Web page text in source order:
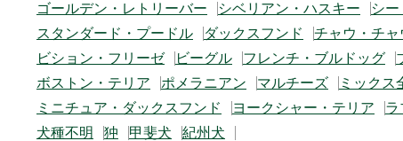
ゴールデン・レトリーバー
シベリアン・ハスキー シー
スタンダード・プードル
ダックスフンド チャウ・チャ
ビション・フリーゼ
ビーグル フレンチ・ブルドッグ
ボストン・テリア
ポメラニアン マルチーズ ミックス
ミニチュア・ダックスフンド
ヨークシャー・テリア ラ
犬種不明
狆 甲斐犬 紀州犬